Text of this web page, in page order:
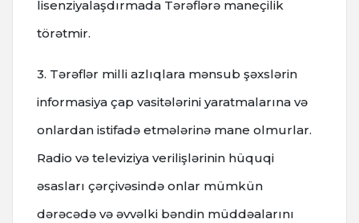
lisenziyalaşdırmada Tərəflərə maneçilik
törətmir.
3. Tərəflər milli azlıqlara mənsub şəxslərin
informasiya çap vasitələrini yaratmalarına və
onlardan istifadə etmələrinə mane olmurlar.
Radio və televiziya verilişlərinin hüquqi
əsasları çərçivəsində onlar mümkün
dərəcədə və əvvəlki bəndin müddəalarını